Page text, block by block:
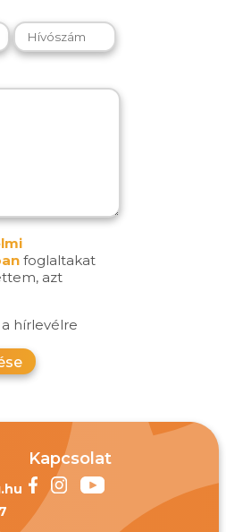
foglaltakat
azt
hírlevélre
Kapcsolat